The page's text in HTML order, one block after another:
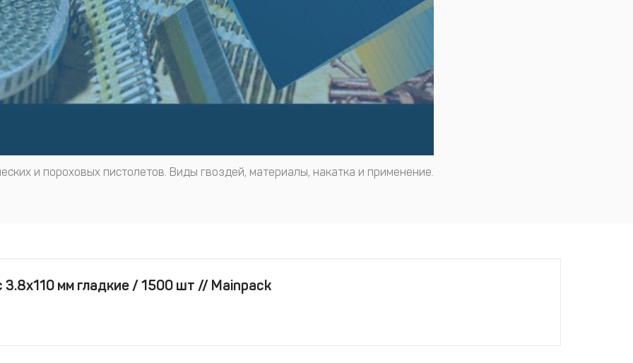
и пороховых пистолетов. Виды гвоздей, материалы, накатка и применение.
мм гладкие / 1500 шт // Mainpack